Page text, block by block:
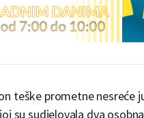
teške prometne nesreće
su sudjelovala dva